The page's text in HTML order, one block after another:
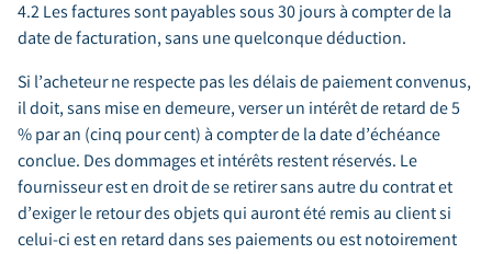
4.2 Les factures sont payables sous 30 jours à compter de la
date de facturation, sans une quelconque déduction.
Si l’acheteur ne respecte pas les délais de paiement convenus,
il doit, sans mise en demeure, verser un intérêt de retard de 5
% par an (cinq pour cent) à compter de la date d’échéance
conclue. Des dommages et intérêts restent réservés. Le
fournisseur est en droit de se retirer sans autre du contrat et
d’exiger le retour des objets qui auront été remis au client si
celui-ci est en retard dans ses paiements ou est notoirement